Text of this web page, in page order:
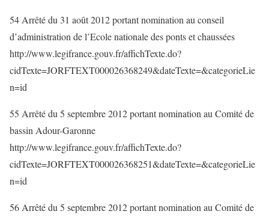
54 Arrêté du 31 août 2012 portant nomination au conseil
d’administration de l’Ecole nationale des ponts et chaussées
http://www.legifrance.gouv.fr/affichTexte.do?
cidTexte=JORFTEXT000026368249&dateTexte=&categorieLie
n=id
55 Arrêté du 5 septembre 2012 portant nomination au Comité de
bassin Adour-Garonne
http://www.legifrance.gouv.fr/affichTexte.do?
cidTexte=JORFTEXT000026368251&dateTexte=&categorieLie
n=id
56 Arrêté du 5 septembre 2012 portant nomination au Comité de